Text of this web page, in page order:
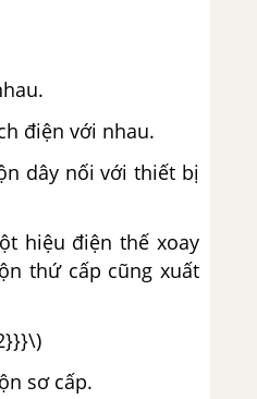
điện với nhau.
dây nối với thiết bị
hiệu điện thế xoay
thứ cấp cũng xuất
sơ cấp.